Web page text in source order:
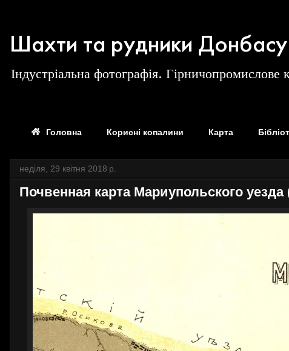
Шахти та рудники Донбасу
Індустріальна фотографія. Гірничопромислове
Головна Корисні копалини Карта
неділя, 29 квітня 2018 р.
Почвенная карта Мариупольского уезда